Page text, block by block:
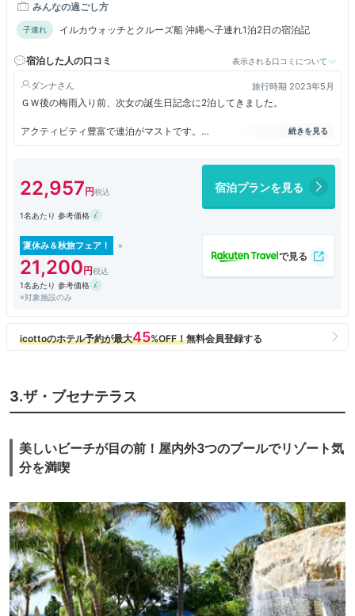
みんなの過ごし方
子連れ イルカウォッチとクルーズ船 沖縄へ子連れ1泊2日の宿泊記
宿泊した人の口コミ 表示される口コミについて
ダンナ 旅行時期 2023年5月
ＧＷ後の梅雨入り前、次女の誕生日記念に2泊してきました。
アクティビティ豊富で連泊がマストです。
子どもにはスタッフとじゃんけんスタンプラリーでぬいぐるみを貰え
外には屋内外のプールやスライダー、もちろんビーチもあり。
バナナボートやドルフィンスプラッシュのアクティビティは子供たちも大
喜びでした。
ちなみにアクティビティはチェックイン後、すぐ予約したほうがいいで
人気のものは、すぐに埋まってしまいます。
お部屋は4階のビーチ側、ダブル＋ソファーベッドのお部屋で、
新しいホテルではありませんが非常にキレイでした。
各階に無料のランドリールームがあり、
洗濯機と乾燥機の台数も多く非常に便利です。
更にルームクリーニングをスキップすると、
館内用のクーポン1000円分貰えました。
（タオル交換、ゴミ回収、お水の補充はあります）
朝食は1階ロビー横のセイルフィッシュへ
22,957 宿泊プランを見る
1名あたり 参考価格
夏休み＆秋旅フェア！
21,200
1名あたり 参考価格
※対象施設のみ
3.ザ・ブセナテラス
美しいビーチが目の前！屋内外3つのプールでリゾート気
分を満喫